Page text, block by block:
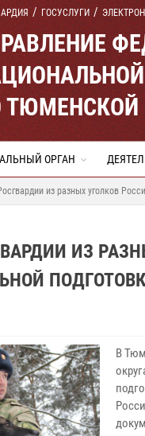
ГОСУСЛУГИ
ТЮМЕНСКОЙ
ОРГАН
из разных уголков
ИЗ
В